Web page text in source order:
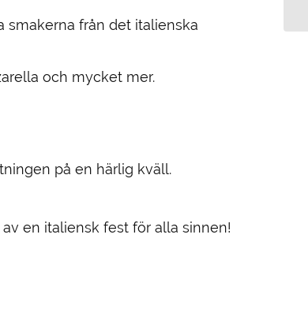
smakerna från det italienska
och mycket mer.
på en härlig kväll.
en italiensk fest för alla sinnen!